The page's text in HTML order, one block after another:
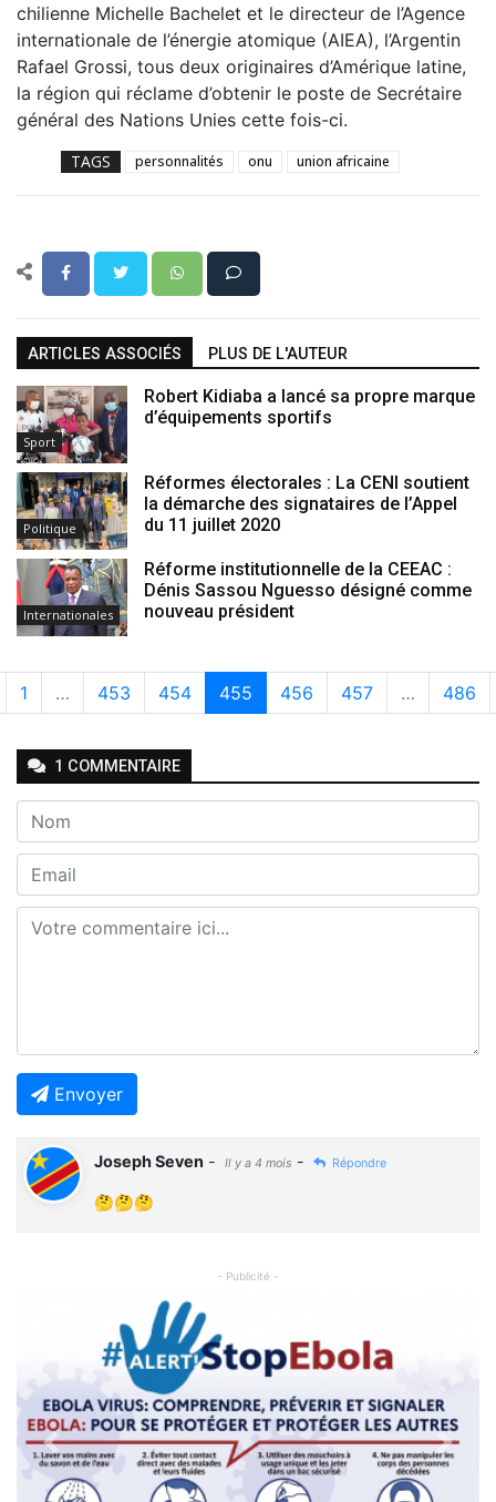
chilienne Michelle Bachelet et le directeur de l’Agence
internationale de l’énergie atomique (AIEA), l’Argentin
Rafael Grossi, tous deux originaires d’Amérique latine,
la région qui réclame d’obtenir le poste de Secrétaire
général des Nations Unies cette fois-ci.
TAGS personnalités onu union africaine
ARTICLES ASSOCIÉS PLUS DE L'AUTEUR
Sport
Robert Kidiaba a lancé sa propre marque
d’équipements sportifs
Politique
Réformes électorales : La CENI soutient
la démarche des signataires de l’Appel
du 11 juillet 2020
Internationales
Réforme institutionnelle de la CEEAC :
Dénis Sassou Nguesso désigné comme
nouveau président
1 … 453 454 455 456 457 … 486
1 COMMENTAIRE
Envoyer
Joseph Seven - Il y a 4 mois - Répondre
🤔🤔🤔
- Publicité -
Previous Next